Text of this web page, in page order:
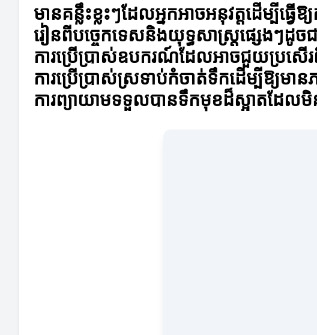
មានគន្លឹះខ្លះៗដែលអ្នកអាចអនុវត្តដើម្បីធ្
រៀនពីបច្ចេកទេសនិងយុទ្ធសាស្ត្រផ្សេងៗដូច
ការប្រើប្រាស់ឧបករណ៍ដែលអាចជួយប្រសើ
ការប្រើប្រាស់ស្រទាប់កំចាត់ទឹកដើម្បីឱ្យម
ការព្យាយាមទទួលបានទឹកមុខដ៏ស្អាតដែលមិ